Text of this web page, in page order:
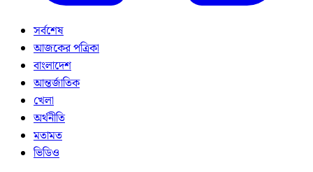
সর্বশেষ
আজকের পত্রিকা
বাংলাদেশ
আন্তর্জাতিক
খেলা
অর্থনীতি
মতামত
ভিডিও